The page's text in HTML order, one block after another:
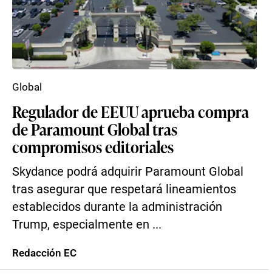
Regulador de EEUU aprueba compra
de Paramount Global tras
compromisos editoriales
Skydance podrá adquirir Paramount Global
tras asegurar que respetará lineamientos
establecidos durante la administración
Trump, especialmente en ...
Global
Redacción EC